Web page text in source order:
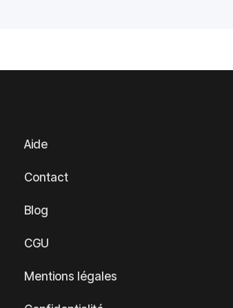
Aide
Contact
Blog
CGU
Mentions légales